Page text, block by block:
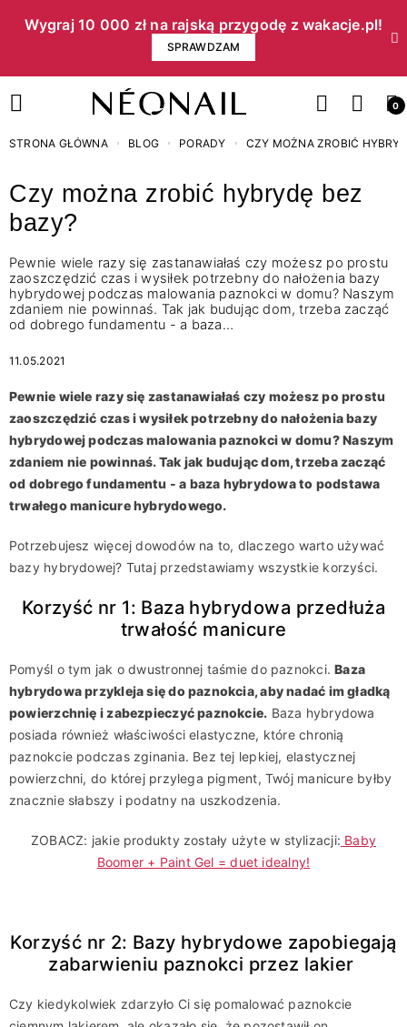
Wygraj 10 000 zł na rajską przygodę z wakacje.pl!​
SPRAWDZAM
0
STRONA GŁÓWNA BLOG PORADY CZY MOŻNA ZROBIĆ
Czy można zrobić hybrydę bez
bazy?
Pewnie wiele razy się zastanawiałaś czy możesz po prostu
zaoszczędzić czas i wysiłek potrzebny do nałożenia bazy
hybrydowej podczas malowania paznokci w domu? Naszym
zdaniem nie powinnaś. Tak jak budując dom, trzeba zacząć
od dobrego fundamentu - a baza…
11.05.2021
Pewnie wiele razy się zastanawiałaś czy możesz po prostu
zaoszczędzić czas i wysiłek potrzebny do nałożenia bazy
hybrydowej podczas malowania paznokci w domu? Naszym
zdaniem nie powinnaś. Tak jak budując dom, trzeba zacząć
od dobrego fundamentu - a baza hybrydowa to podstawa
trwałego manicure hybrydowego.
Potrzebujesz więcej dowodów na to, dlaczego warto używać
bazy hybrydowej? Tutaj przedstawiamy wszystkie korzyści.
Korzyść nr 1: Baza hybrydowa przedłuża
trwałość manicure
Pomyśl o tym jak o dwustronnej taśmie do paznokci.Baza
hybrydowa przykleja się do paznokcia, aby nadać im gładką
powierzchnię i zabezpieczyć paznokcie. Baza hybrydowa
posiada również właściwości elastyczne, które chronią
paznokcie podczas zginania. Bez tej lepkiej, elastycznej
powierzchni, do której przylega pigment, Twój manicure byłby
znacznie słabszy i podatny na uszkodzenia.
ZOBACZ: jakie produkty zostały użyte w stylizacji: Baby
Boomer + Paint Gel = duet idealny!
Korzyść nr 2: Bazy hybrydowe zapobiegają
zabarwieniu paznokci przez lakier
Czy kiedykolwiek zdarzyło Ci się pomalować paznokcie